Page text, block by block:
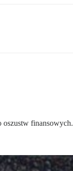
oszustw finansowych.